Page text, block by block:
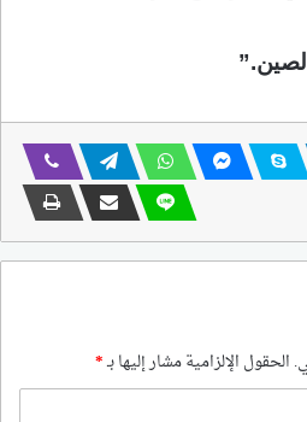
الحقول الإلزامية مشار إليها بـ*